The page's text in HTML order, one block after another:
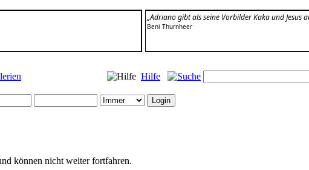
„Adriano gibt als seine Vorbilder Kaka und Jesus
Beni Thurnheer
Hilfe
können nicht weiter fortfahren.